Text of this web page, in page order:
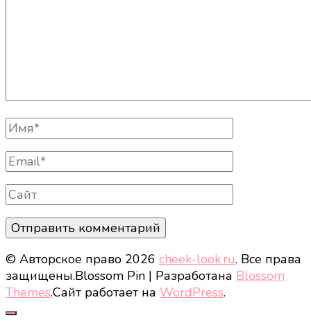
Полное
Имя
Email
Сайт
© Авторское право 2026 cheek-look.ru. Все права
защищены.Blossom Pin | Разработана Blossom
Themes.Сайт работает на WordPress.